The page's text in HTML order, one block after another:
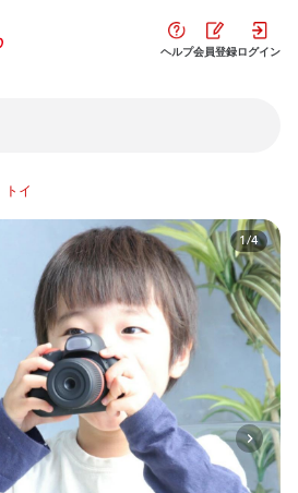
ヘルプ会員登録ログイン
トイ
1/4